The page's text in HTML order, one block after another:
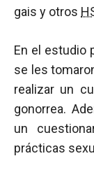
gais y otros
En el estudio
se les
realizar un
gonorrea.
un
prácticas